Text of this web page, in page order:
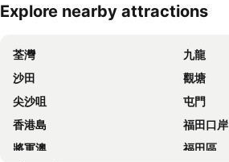
展開地圖
Explore nearby attractions
荃灣
九龍
沙田
觀塘
尖沙咀
屯門
香港島
福田口岸
將軍澳
福田區